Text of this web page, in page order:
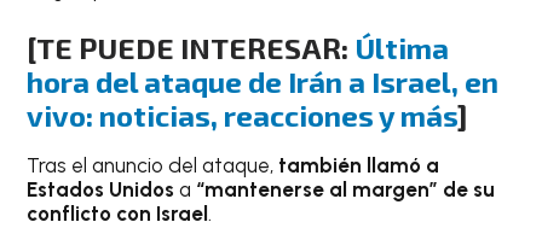
[TE PUEDE INTERESAR: Última
hora del ataque de Irán a Israel, en
vivo: noticias, reacciones y más]
Tras el anuncio del ataque, también llamó a
Estados Unidos a “mantenerse al margen” de su
conflicto con Israel.